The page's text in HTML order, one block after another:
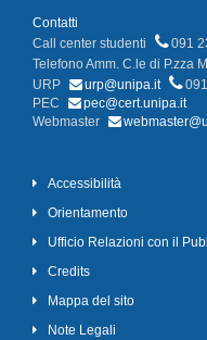
Contatti
Call center studenti
091
Telefono Amm. C.le di P.zza
URP
urp@unipa.it
PEC
pec@cert.unipa.it
Webmaster
Accessibilità
Orientamento
Ufficio Relazioni con il
Credits
Mappa del sito
Note Legali